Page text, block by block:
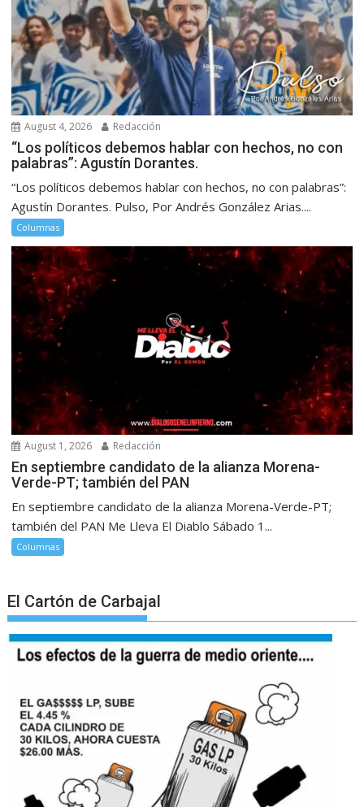
August 4, 2026 Redacción
“Los políticos debemos hablar con hechos, no con
palabras”: Agustín Dorantes.
“Los políticos debemos hablar con hechos, no con palabras”:
Agustín Dorantes. Pulso, Por Andrés González Arias....
Columnas
August 1, 2026 Redacción
En septiembre candidato de la alianza Morena-
Verde-PT; también del PAN
En septiembre candidato de la alianza Morena-Verde-PT;
también del PAN Me Lleva El Diablo Sábado 1...
Columnas
El Cartón de Carbajal